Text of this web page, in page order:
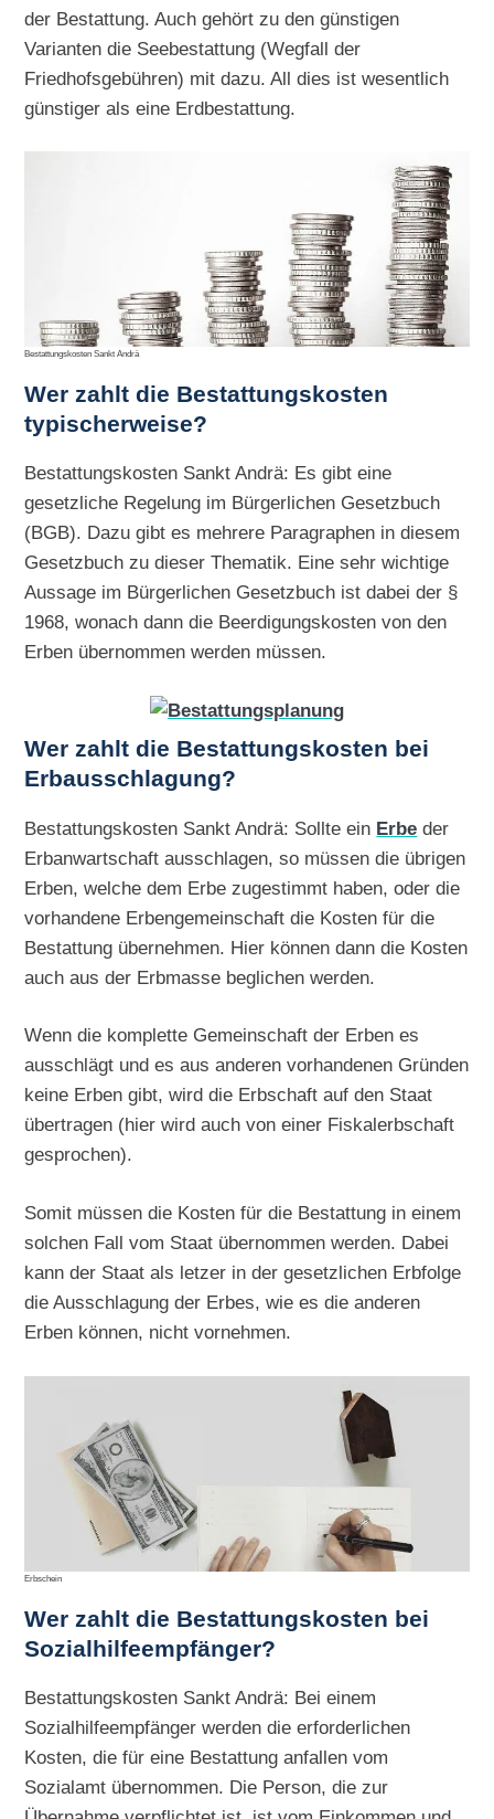
der Bestattung. Auch gehört zu den günstigen
Varianten die Seebestattung (Wegfall der
Friedhofsgebühren) mit dazu. All dies ist wesentlich
günstiger als eine Erdbestattung.
Bestattungskosten Sankt Andrä
Wer zahlt die Bestattungskosten
typischerweise?
Bestattungskosten Sankt Andrä: Es gibt eine
gesetzliche Regelung im Bürgerlichen Gesetzbuch
(BGB). Dazu gibt es mehrere Paragraphen in diesem
Gesetzbuch zu dieser Thematik. Eine sehr wichtige
Aussage im Bürgerlichen Gesetzbuch ist dabei der §
1968, wonach dann die Beerdigungskosten von den
Erben übernommen werden müssen.
Wer zahlt die Bestattungskosten bei
Erbausschlagung?
Bestattungskosten Sankt Andrä: Sollte ein Erbe der
Erbanwartschaft ausschlagen, so müssen die übrigen
Erben, welche dem Erbe zugestimmt haben, oder die
vorhandene Erbengemeinschaft die Kosten für die
Bestattung übernehmen. Hier können dann die Kosten
auch aus der Erbmasse beglichen werden.
Wenn die komplette Gemeinschaft der Erben es
ausschlägt und es aus anderen vorhandenen Gründen
keine Erben gibt, wird die Erbschaft auf den Staat
übertragen (hier wird auch von einer Fiskalerbschaft
gesprochen).
Somit müssen die Kosten für die Bestattung in einem
solchen Fall vom Staat übernommen werden. Dabei
kann der Staat als letzer in der gesetzlichen Erbfolge
die Ausschlagung der Erbes, wie es die anderen
Erben können, nicht vornehmen.
Erbschein
Wer zahlt die Bestattungskosten bei
Sozialhilfeempfänger?
Bestattungskosten Sankt Andrä: Bei einem
Sozialhilfeempfänger werden die erforderlichen
Kosten, die für eine Bestattung anfallen vom
Sozialamt übernommen. Die Person, die zur